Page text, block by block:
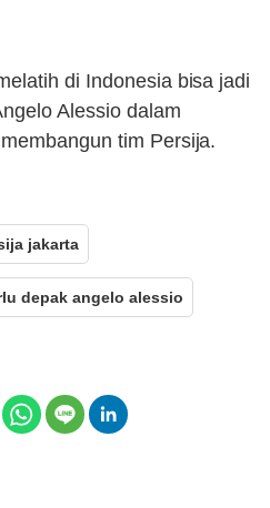
di Indonesia bisa jadi
Alessio dalam
tim Persija.
jakarta
depak angelo alessio